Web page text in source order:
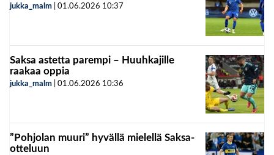
jukka_malm 01.06.2026 10:37
Saksa astetta parempi – Huuhkajille
raakaa oppia
jukka_malm 01.06.2026 10:36
”Pohjolan muuri” hyvällä mielellä Saksa-
otteluun